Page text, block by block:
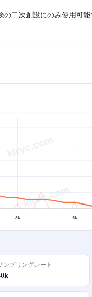
の二次創設にのみ使用可能
2k 3k
ンプリングレート